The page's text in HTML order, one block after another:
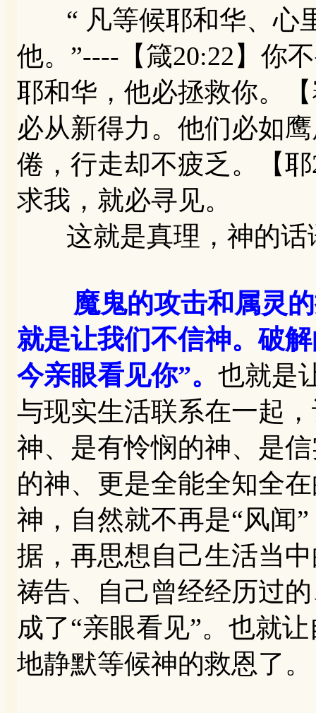
“ 凡等候耶和华、心
他。”----【箴20:22】你
耶和华，他必拯救你。
必从新得力。他们必如
倦，行走却不疲乏。【
求我，就必寻见。
这就是真理，神的话
魔鬼的攻击和属灵
就是让我们不信神。破
今亲眼看见你”。 也就是
与现实生活联系在一起
神、是有怜悯的神、是
的神、更是全能全知全
神，自然就不再是“风闻
据，再思想自己生活当
祷告、自己曾经经历过
成了“亲眼看见”。也就
地静默等候神的救恩了。